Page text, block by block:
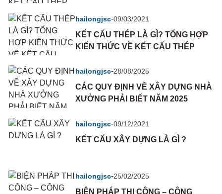
hailongjsc-09/03/2021
KẾT CẤU THÉP LÀ GÌ? TỔNG HỢP
KIẾN THỨC VỀ KẾT CẤU THÉP
hailongjsc-28/08/2025
CÁC QUY ĐỊNH VỀ XÂY DỰNG NHÀ
XƯỞNG PHẢI BIẾT NĂM 2025
hailongjsc-09/12/2021
KẾT CẤU XÂY DỰNG LÀ GÌ ?
hailongjsc-25/02/2025
BIỆN PHÁP THI CÔNG – CÔNG